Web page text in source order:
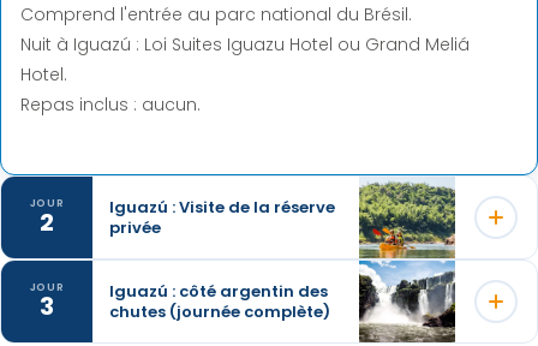
Comprend l'entrée au parc national du Brésil.
Nuit à Iguazú : Loi Suites Iguazu Hotel ou Grand Meliá
Hotel.
Repas inclus : aucun.
JOUR
2
Iguazú : Visite de la réserve
privée
Lorsque nous arrivons à La Lorenza, nous entrons dans
JOUR
3
Iguazú : côté argentin des
chutes (journée complète)